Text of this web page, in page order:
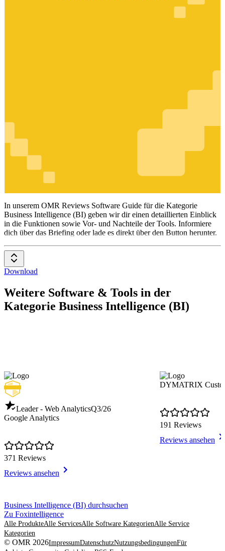
BusinessIntelligence(BI)
In unserem OMR Reviews Software Guide für die Kategorie
Business Intelligence (BI) geben wir dir einen detaillierten Einblick
in die Funktionen sowie Vor- und Nachteile der Tools. Informiere
dich über das Briefing oder lade es direkt über den Button herunter.
Download
Weitere Software & Tools in der
Kategorie Business Intelligence (BI)
Leader - Web AnalyticsQ3/26
Google Analytics
371 Reviews
Reviews ansehen
DYMATRIX
191 Reviews
Reviews ansehen
Item
1
of
8
Business Intelligence (BI) durchsuchen
Zu Foxintelligence
Alle ProdukteAlle ServicesAlle Software KategorienAlle Service
Kategorien
© OMR 2026ImpressumDatenschutzNutzungsbedingungenFür